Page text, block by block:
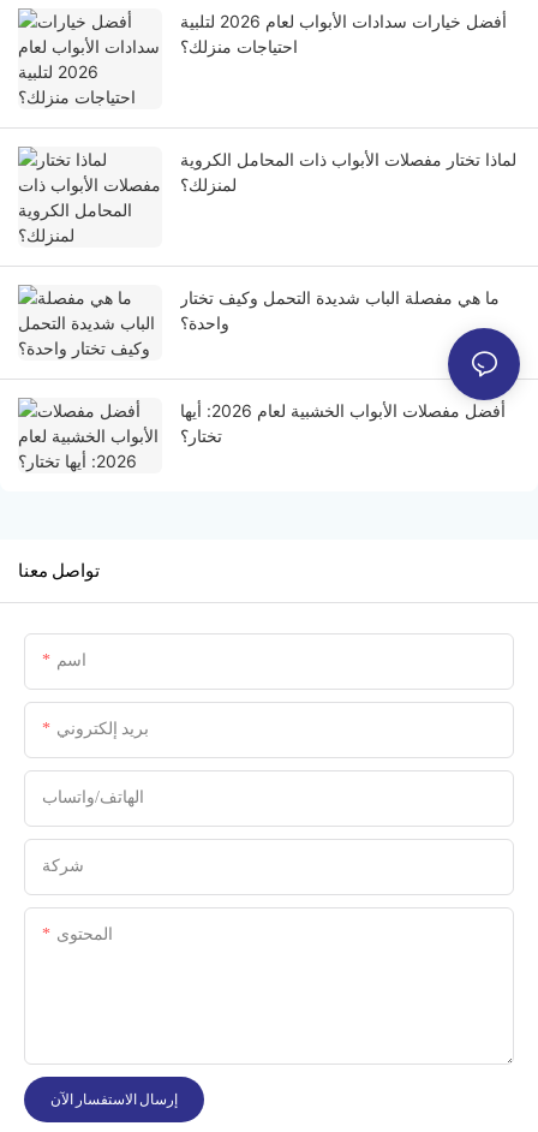
أفضل خيارات سدادات الأبواب لعام 2026 لتلبية
احتياجات منزلك؟
لماذا تختار مفصلات الأبواب ذات المحامل الكروية
لمنزلك؟
ما هي مفصلة الباب شديدة التحمل وكيف تختار
واحدة؟
أفضل مفصلات الأبواب الخشبية لعام 2026: أيها
تختار؟
تواصل معنا
اسم
بريد إلكتروني
الهاتف/واتساب
شركة
المحتوى
إرسال الاستفسار الآن